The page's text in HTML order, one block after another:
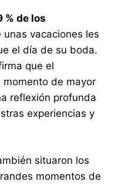
% de los
unas vacaciones les
el día de su boda.
que el
de mayor
reflexión profunda
experiencias y
situaron los
momentos de